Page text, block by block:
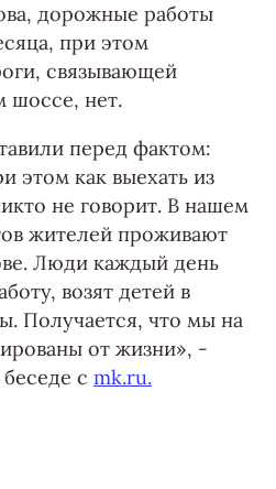
дорожные работы
при этом
связывающей
шоссе, нет.
перед фактом:
этом как выехать из
не говорит. В нашем
жителей проживают
Люди каждый день
возят детей в
Получается, что мы на
от жизни», -
с mk.ru.